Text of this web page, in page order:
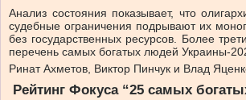
Анализ состояния показывает, что
судебные ограничения подрывают их
без государственных ресурсов. Более
перечень самых богатых людей Украины-
Ринат Ахметов, Виктор Пинчук и Влад
Рейтинг Фокуса “25 самых